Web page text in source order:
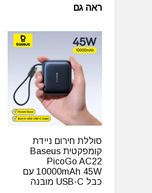
ראה גם
סוללת חירום ניידת
קומפקטית Baseus
PicoGo AC22
10000mAh 45W עם
כבל USB-C מובנה